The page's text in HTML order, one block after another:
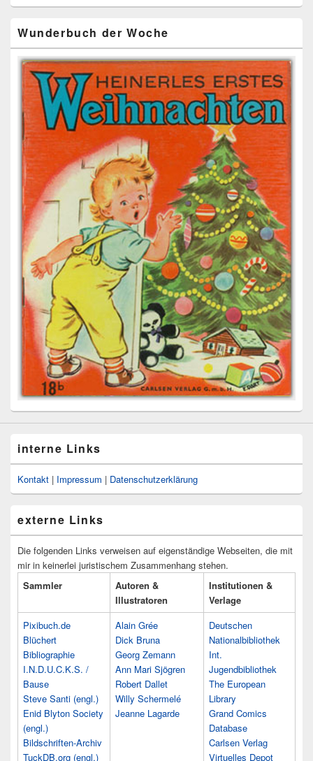
Wunderbuch der Woche
interne Links
Kontakt | Impressum | Datenschutzerklärung
externe Links
Die folgenden Links verweisen auf eigenständige Webseiten, die mit
mir in keinerlei juristischem Zusammenhang stehen.
Sammler
Autoren &
Illustratoren
Institutionen &
Verlage
Pixibuch.de
Blüchert
Bibliographie
I.N.D.U.C.K.S. /
Bause
Steve Santi (engl.)
Enid Blyton Society
(engl.)
Bildschriften-Archiv
TuckDB.org (engl.)
Alain Grée
Dick Bruna
Georg Zemann
Ann Mari Sjögren
Robert Dallet
Willy Schermelé
Jeanne Lagarde
Deutschen
Nationalbibliothek
Int.
Jugendbibliothek
The European
Library
Grand Comics
Database
Carlsen Verlag
Virtuelles Depot